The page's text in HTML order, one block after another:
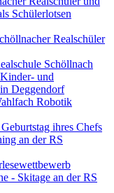
Schülerlotsen
Realschüler
Schöllnach
und
Deggendorf
Robotik
ihres Chefs
an der RS
- Skitage an der RS